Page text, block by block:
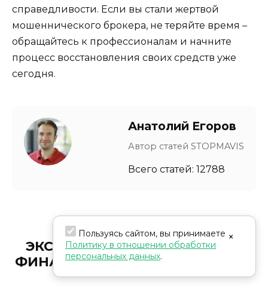
справедливости. Если вы стали жертвой
мошеннического брокера, не теряйте время –
обращайтесь к профессионалам и начните
процесс восстановления своих средств уже
сегодня.
Анатолий Егоров
Автор статей STOPMAVIS
Всего статей: 12788
ЭКСПЕРТЫ В РАЗОБЛАЧЕНИИ
ФИНАНСОВЫХ МОШЕННИЧЕСТВ
×
Пользуясь сайтом, вы принимаете
Политику в отношении обработки
персональных данных.